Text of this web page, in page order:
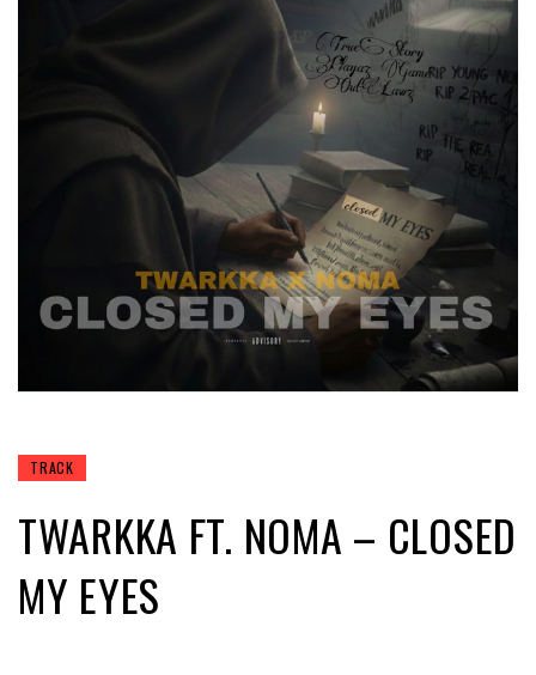
TRACK
TWARKKA FT. NOMA – CLOSED
MY EYES